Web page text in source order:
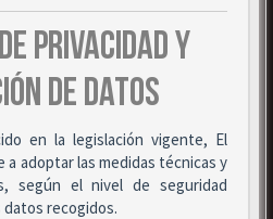
PRIVACIDAD Y
DE DATOS
en la legislación vigente, El
a adoptar las medidas técnicas y
según el nivel de seguridad
datos recogidos.